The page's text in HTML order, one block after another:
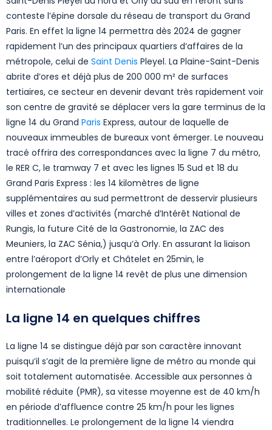
conteste l’épine dorsale du réseau de transport du Grand
Paris. En effet la ligne 14 permettra dès 2024 de gagner
rapidement l’un des principaux quartiers d’affaires de la
métropole, celui de Saint Denis Pleyel. La Plaine-Saint-Denis
abrite d’ores et déjà plus de 200 000 m² de surfaces
tertiaires, ce secteur en devenir devant très rapidement voir
son centre de gravité se déplacer vers la gare terminus de la
ligne 14 du Grand Paris Express, autour de laquelle de
nouveaux immeubles de bureaux vont émerger. Le nouveau
tracé offrira des correspondances avec la ligne 7 du métro,
le RER C, le tramway 7 et avec les lignes 15 Sud et 18 du
Grand Paris Express : les 14 kilomètres de ligne
supplémentaires au sud permettront de desservir plusieurs
villes et zones d’activités (marché d’Intérêt National de
Rungis, la future Cité de la Gastronomie, la ZAC des
Meuniers, la ZAC Sénia,) jusqu’à Orly. En assurant la liaison
entre l’aéroport d’Orly et Châtelet en 25min, le
prolongement de la ligne 14 revêt de plus une dimension
internationale
La ligne 14 en quelques chiffres
La ligne 14 se distingue déjà par son caractère innovant
puisqu’il s’agit de la première ligne de métro au monde qui
soit totalement automatisée. Accessible aux personnes à
mobilité réduite (PMR), sa vitesse moyenne est de 40 km/h
en période d’affluence contre 25 km/h pour les lignes
traditionnelles. Le prolongement de la ligne 14 viendra